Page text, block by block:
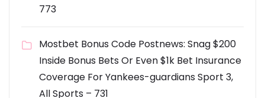
773
Mostbet Bonus Code Postnews: Snag $200
Inside Bonus Bets Or Even $1k Bet Insurance
Coverage For Yankees-guardians Sport 3,
All Sports – 731